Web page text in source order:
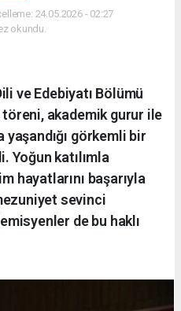
24.05.2026 - 02:27
okundu.
ve Edebiyatı Bölümü
akademik gurur ile
yaşandığı görkemli bir
katılımla
hayatlarını başarıyla
sevinci
de bu haklı